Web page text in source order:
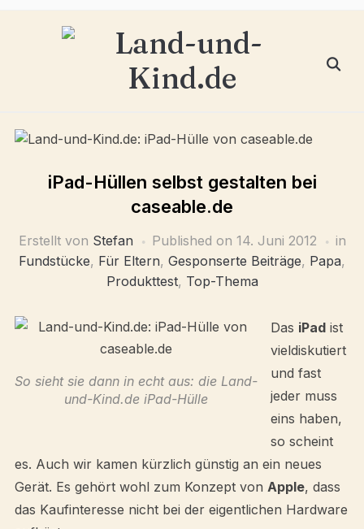
iPad-Hüllen selbst gestalten bei
caseable.de
Erstellt von Stefan Published on 14. Juni 2012
in
Fundstücke, Für Eltern, Gesponserte Beiträge, Papa,
Produkttest, Top-Thema
So sieht sie dann in echt aus: die Land-
und-Kind.de iPad-Hülle
Das iPadist
vieldiskutiert
und fast
jeder muss
eins haben,
so scheint
es. Auch wir kamen kürzlich günstig an ein neues
Gerät. Es gehört wohl zum Konzept von Apple, dass
das Kaufinteresse nicht bei der eigentlichen Hardware